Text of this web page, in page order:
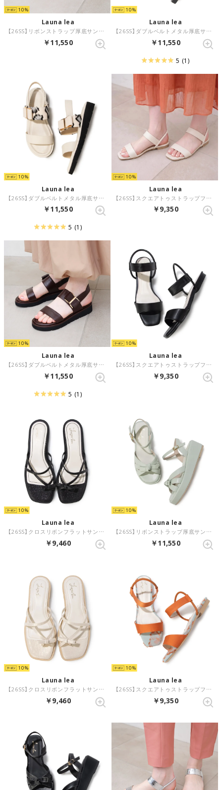
10
Launa lea
【26SS】リボンストラップ厚底サンダル(0629) （アイボリー）
￥11,550
10
Launa lea
【26SS】ダブルベルトメタル厚底サンダル(0630) （ブラック）
￥11,550
5 (1)
10
Launa lea
【26SS】ダブルベルトメタル厚底サンダル(0630) （アイボリーZ/C）
￥11,550
5 (1)
10
Launa lea
【26SS】スクエアトゥストラップフラットサンダル(0627) （アイボリー）
￥9,350
10
Launa lea
【26SS】ダブルベルトメタル厚底サンダル(0630) （Dブラウン）
￥11,550
5 (1)
10
Launa lea
【26SS】スクエアトゥストラップフラットサンダル(0627) （ブラック）
￥9,350
10
Launa lea
【26SS】クロスリボンフラットサンダル(0625) （ブラックZ）
￥9,460
10
Launa lea
【26SS】リボンストラップ厚底サンダル(0629) （ミント）
￥11,550
10
Launa lea
【26SS】クロスリボンフラットサンダル(0625) （LベージュZ）
￥9,460
10
Launa lea
【26SS】スクエアトゥストラップフラットサンダル(0627) （オレンジZ/C）
￥9,350